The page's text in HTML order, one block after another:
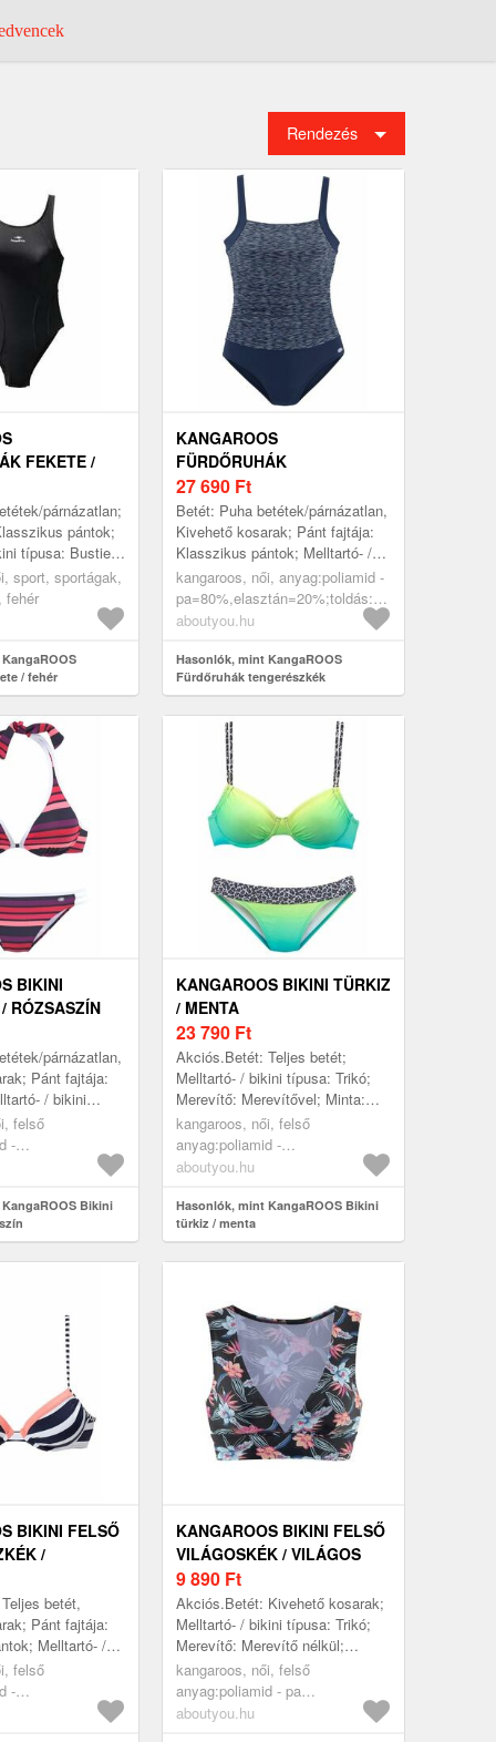
Rendezés
FEKETE /
párnázatlan;
pántok;
típusa: Bustier;
nélkül; Minta:
sport, sportágak,
fehér
/ fehér
KANGAROOS
FÜRDŐRUHÁK
TENGERÉSZKÉK
27 690 Ft
Betét: Puha betétek/párnázatlan,
Kivehető kosarak; Pánt fajtája:
Klasszikus pántok; Melltartó- /
bikini típusa: Bustier; Merevítő:
Merevítő nélkül;...
kangaroos, női, anyag:poliamid -
pa=80%,elasztán=20%;toldás:poliamid
-
- pes=100%, ruházat, nagy
méretek, fürdőruhák,
aboutyou.hu
Hasonlók, mint KangaROOS
Fürdőruhák tengerészkék
BIKINI
RÓZSASZÍN
párnázatlan,
Pánt fajtája:
/ bikini
Merevítő:
Csí...
felső
-
sötétlila,
Bikini
KANGAROOS BIKINI TÜRKIZ
/ MENTA
23 790 Ft
Akciós.Betét: Teljes betét;
Melltartó- / bikini típusa: Trikó;
Merevítő: Merevítővel; Minta:
Univerzális színek; Nadrág
szabása: Regular Fit; Extrák:
Állí...
kangaroos, női, felső
anyag:poliamid -
pa=80%,elasztán=20%;bélés:poliészter
bikinik, bikiniszettek,
nagykosaras melltartók, türkiz,
aboutyou.hu
Hasonlók, mint KangaROOS Bikini
türkiz / menta
BIKINI FELSŐ
/
/ FEHÉR
betét,
Pánt fajtája:
Melltartó- /
up; Merevítő:
Csíkos; ...
felső
-
KANGAROOS BIKINI FELSŐ
VILÁGOSKÉK / VILÁGOS
NARANCS / SÖTÉT-
RÓZSASZÍN / FEKETE
9 890 Ft
Akciós.Betét: Kivehető kosarak;
Melltartó- / bikini típusa: Trikó;
Merevítő: Merevítő nélkül;
Dizájn: Levarrt szegély,
Rugalmas szegély; Minta:
Virágos/vi...
kangaroos, női, felső
anyag:poliamid - pa
aboutyou.hu